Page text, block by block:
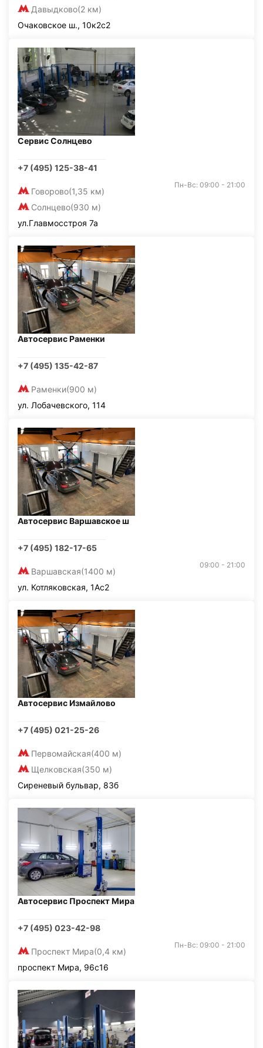
Давыдково(2 км)
Очаковское ш., 10к2с2
Сервис Солнцево
+7 (495) 125-38-41
Говорово(1,35 км)
Солнцево(930 м)
Пн-Вс: 09:00 - 21:00
ул.Главмосстроя 7а
Автосервис Раменки
+7 (495) 135-42-87
Раменки(900 м)
ул. Лобачевского, 114
Автосервис Варшавское ш
+7 (495) 182-17-65
Варшавская(1400 м)
09:00 - 21:00
ул. Котляковская, 1Ас2
Автосервис Измайлово
+7 (495) 021-25-26
Первомайская(400 м)
Щелковская(350 м)
Сиреневый бульвар, 83б
Автосервис Проспект Мира
+7 (495) 023-42-98
Проспект Мира(0,4 км)
Пн-Вс: 09:00 - 21:00
проспект Мира, 96с16